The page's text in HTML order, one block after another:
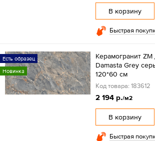
В корзину
Быстрая
Есть образец
Новинка
Керамогранит
Damasta Grey
120*60 см
Код товара: 183612
2 194 р./м2
В корзину
Быстрая